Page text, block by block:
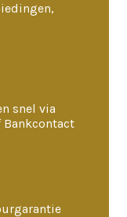
snel via
Bankcontact